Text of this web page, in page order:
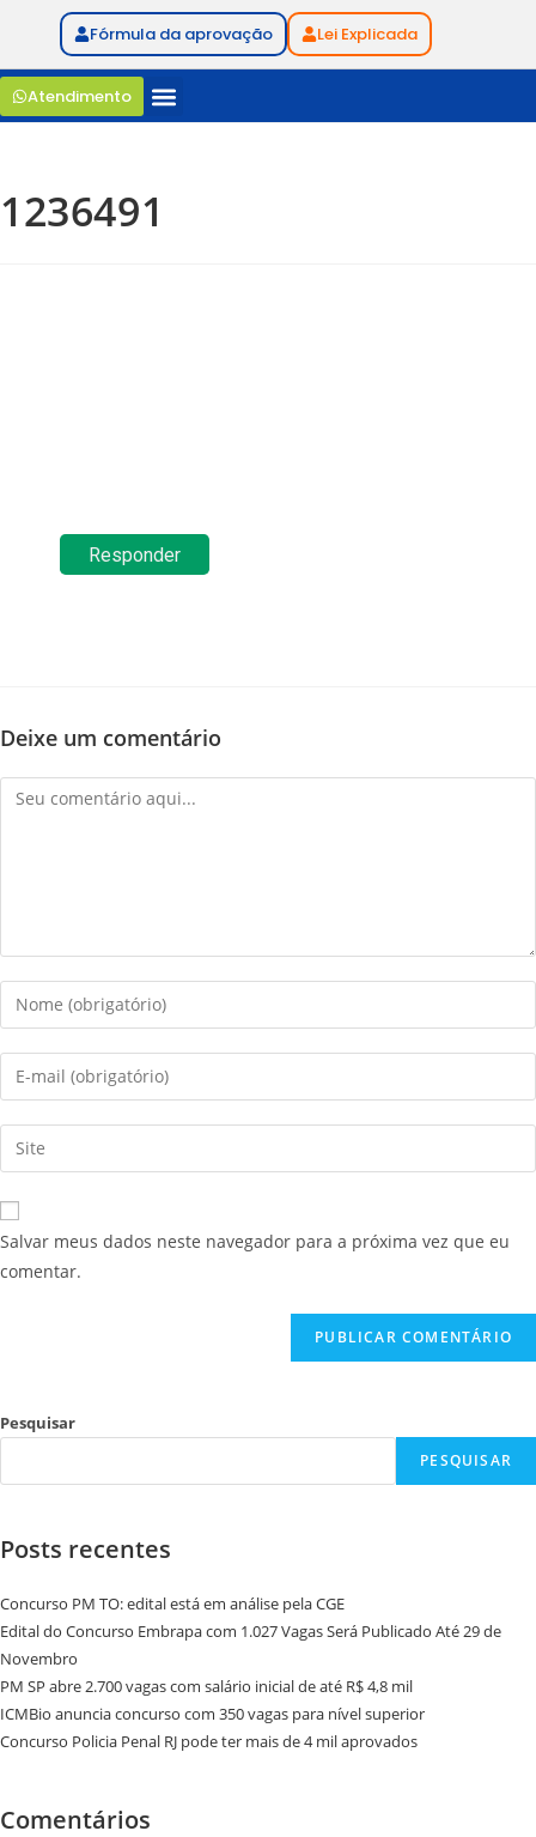
Fórmula da aprovação Lei Explicada
Atendimento
1236491
Responder
Deixe um comentário
Salvar meus dados neste navegador para a próxima vez que eu
comentar.
Pesquisar
PESQUISAR
Posts recentes
Concurso PM TO: edital está em análise pela CGE
Edital do Concurso Embrapa com 1.027 Vagas Será Publicado Até 29 de
Novembro
PM SP abre 2.700 vagas com salário inicial de até R$ 4,8 mil
ICMBio anuncia concurso com 350 vagas para nível superior
Concurso Policia Penal RJ pode ter mais de 4 mil aprovados
Comentários